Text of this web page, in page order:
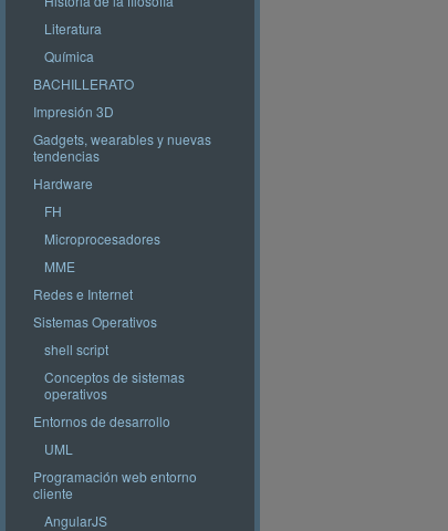
Literatura
Química
BACHILLERATO
Impresión 3D
Gadgets, wearables y nuevas
tendencias
Hardware
FH
Microprocesadores
MME
Redes e Internet
Sistemas Operativos
shell script
Conceptos de sistemas
operativos
Entornos de desarrollo
UML
Programación web entorno
cliente
AngularJS